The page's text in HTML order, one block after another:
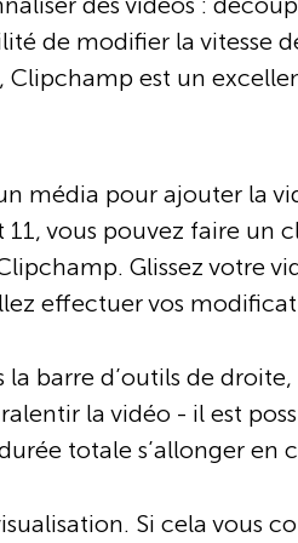
de modifier la vitesse
est un
média pour ajouter la
vous pouvez faire un
Glissez votre
effectuer vos
barre d’outils de droite,
la vidéo - il est
totale s’allonger en
Si cela vous